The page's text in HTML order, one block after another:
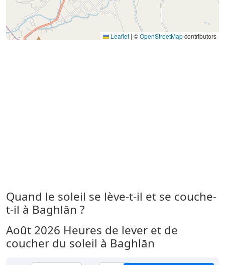
Leaflet | ©OpenStreetMapcontributors
Quand le soleil se lève-t-il et se couche-
t-il à Baghlān ?
Août 2026 Heures de lever et de
coucher du soleil à Baghlān